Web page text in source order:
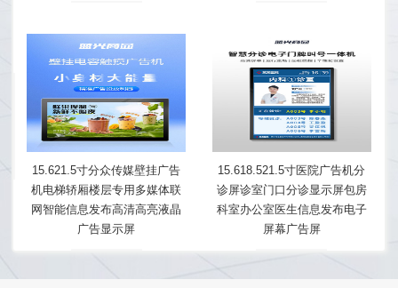
15.621.5寸分众传媒壁挂广告
机电梯轿厢楼层专用多媒体联
网智能信息发布高清高亮液晶
广告显示屏
15.618.521.5寸医院广告机分
诊屏诊室门口分诊显示屏包房
科室办公室医生信息发布电子
屏幕广告屏